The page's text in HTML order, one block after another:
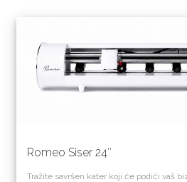
Romeo Siser 24″
Tražite savršen kater koji će podići vaš